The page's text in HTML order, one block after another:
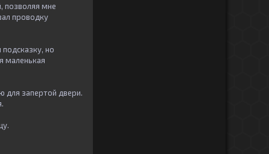
позволяя мне
проводку
но
маленькая
для запертой двери.